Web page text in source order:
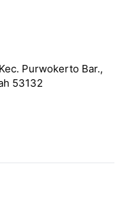
Purwokerto Bar.,
53132